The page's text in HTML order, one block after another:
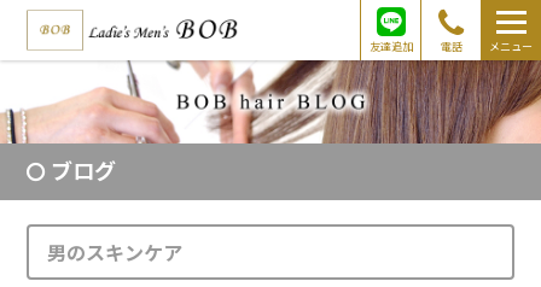
友達追加 電話 メニュー
ブログ
男のスキンケア